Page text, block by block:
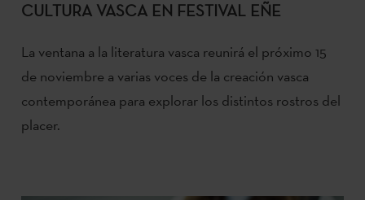
CULTURA VASCA EN FESTIVAL EÑE
La ventana a la literatura vasca reunirá el próximo 15
de noviembre a varias voces de la creación vasca
contemporánea para explorar los distintos rostros del
placer.